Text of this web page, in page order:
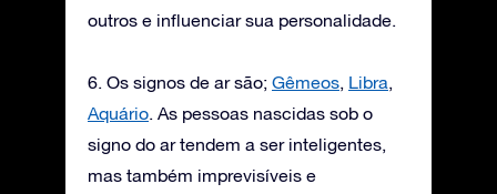
outros e influenciar sua personalidade.
6. Os signos de ar são; Gêmeos, Libra,
Aquário. As pessoas nascidas sob o
signo do ar tendem a ser inteligentes,
mas também imprevisíveis e